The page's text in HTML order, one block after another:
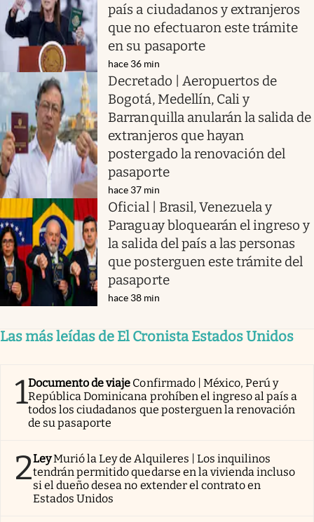
país a ciudadanos y extranjeros
que no efectuaron este trámite
en su pasaporte
hace 36 min
Decretado | Aeropuertos de
Bogotá, Medellín, Cali y
Barranquilla anularán la salida de
extranjeros que hayan
postergado la renovación del
pasaporte
hace 37 min
Oficial | Brasil, Venezuela y
Paraguay bloquearán el ingreso y
la salida del país a las personas
que posterguen este trámite del
pasaporte
hace 38 min
Las más leídas de El Cronista Estados Unidos
1Documento de viaje Confirmado | México, Perú y
República Dominicana prohíben el ingreso al país a
todos los ciudadanos que posterguen la renovación
de su pasaporte
2LeyMurió la Ley de Alquileres | Los inquilinos
tendrán permitido quedarse en la vivienda incluso
si el dueño desea no extender el contrato en
Estados Unidos